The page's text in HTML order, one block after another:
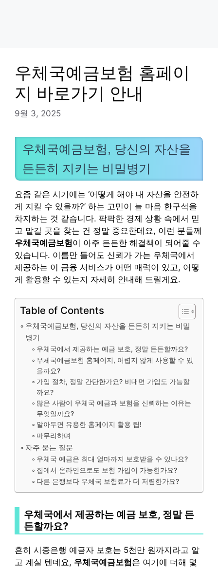
우체국예금보험 홈페이
지 바로가기 안내
9월 3, 2025
우체국예금보험, 당신의 자산을
든든히 지키는 비밀병기
요즘 같은 시기에는 ‘어떻게 해야 내 자산을 안전하
게 지킬 수 있을까?’ 하는 고민이 늘 마음 한구석을
차지하는 것 같습니다. 팍팍한 경제 상황 속에서 믿
고 맡길 곳을 찾는 건 정말 중요한데요, 이런 분들께
우체국예금보험이 아주 든든한 해결책이 되어줄 수
있습니다. 이름만 들어도 신뢰가 가는 우체국에서
제공하는 이 금융 서비스가 어떤 매력이 있고, 어떻
게 활용할 수 있는지 자세히 안내해 드릴게요.
Table of Contents
우체국예금보험, 당신의 자산을 든든히 지키는 비밀
병기
우체국에서 제공하는 예금 보호, 정말 든든할까요?
우체국예금보험 홈페이지, 어렵지 않게 사용할 수 있
을까요?
가입 절차, 정말 간단한가요? 비대면 가입도 가능할
까요?
많은 사람이 우체국 예금과 보험을 신뢰하는 이유는
무엇일까요?
알아두면 유용한 홈페이지 활용 팁!
마무리하며
자주 묻는 질문
우체국 예금은 최대 얼마까지 보호받을 수 있나요?
집에서 온라인으로도 보험 가입이 가능한가요?
다른 은행보다 우체국 보험료가 더 저렴한가요?
우체국에서 제공하는 예금 보호, 정말 든
든할까요?
흔히 시중은행 예금자 보호는 5천만 원까지라고 알
고 계실 텐데요, 우체국예금보험은 여기에 더해 몇